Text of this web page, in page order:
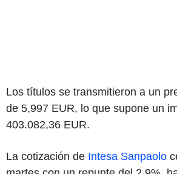
Los títulos se transmitieron a un
de 5,997 EUR, lo que supone un
403.082,36 EUR.
La cotización de Intesa Sanpaolo